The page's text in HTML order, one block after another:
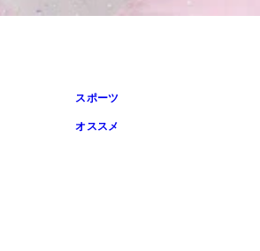
スポーツ
オススメ